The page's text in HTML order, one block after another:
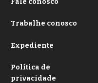
Trabalhe conosco
Expediente
Política de
privacidade